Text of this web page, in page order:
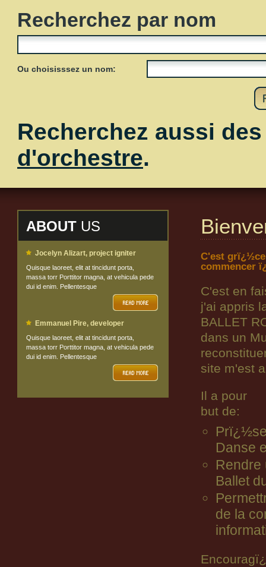
Recherchez par nom
Ou choisisssez un nom:
Recherchez aussi
d'orchestre.
ABOUT US
Jocelyn Alizart, project igniter
Quisque laoreet, elit at tincidunt porta,
massa torr Porttitor magna, at vehicula pede
dui id enim. Pellentesque
Emmanuel Pire, developer
Quisque laoreet, elit at tincidunt porta,
massa torr Porttitor magna, at vehicula pede
dui id enim. Pellentesque
C'est
commencer
C'est en
j'ai appris
BALLET
dans un
site m'est
Il a pour
but de:
Danse
Rendre
Ballet
de la